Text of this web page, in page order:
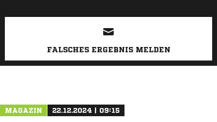
FALSCHES ERGEBNIS MELDEN
MAGAZIN 22.12.2024 | 09:15